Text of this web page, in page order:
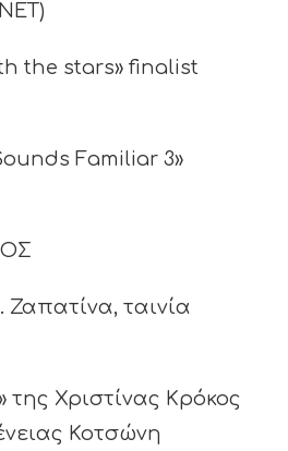
the stars» finalist
Familiar 3»
ταινία
της Χριστίνας Κρόκος
Κοτσώνη